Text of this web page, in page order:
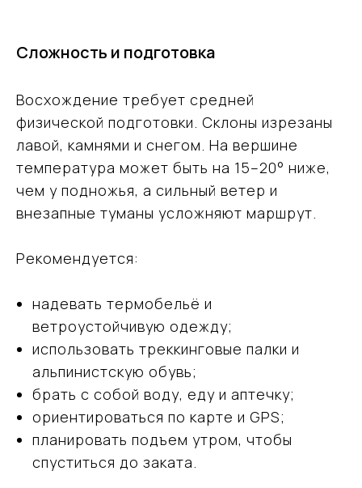
Сложность и подготовка
Восхождение требует средней
физической подготовки. Склоны изрезаны
лавой, камнями и снегом. На вершине
температура может быть на 15–20° ниже,
чем у подножья, а сильный ветер и
внезапные туманы усложняют маршрут.
Рекомендуется:
надевать термобельё и
ветроустойчивую одежду;
использовать треккинговые палки и
альпинистскую обувь;
брать с собой воду, еду и аптечку;
ориентироваться по карте и GPS;
планировать подъем утром, чтобы
спуститься до заката.